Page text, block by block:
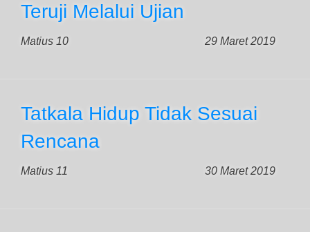
Teruji Melalui Ujian
Matius 10 29 Maret 2019
Tatkala Hidup Tidak Sesuai
Rencana
Matius 11 30 Maret 2019